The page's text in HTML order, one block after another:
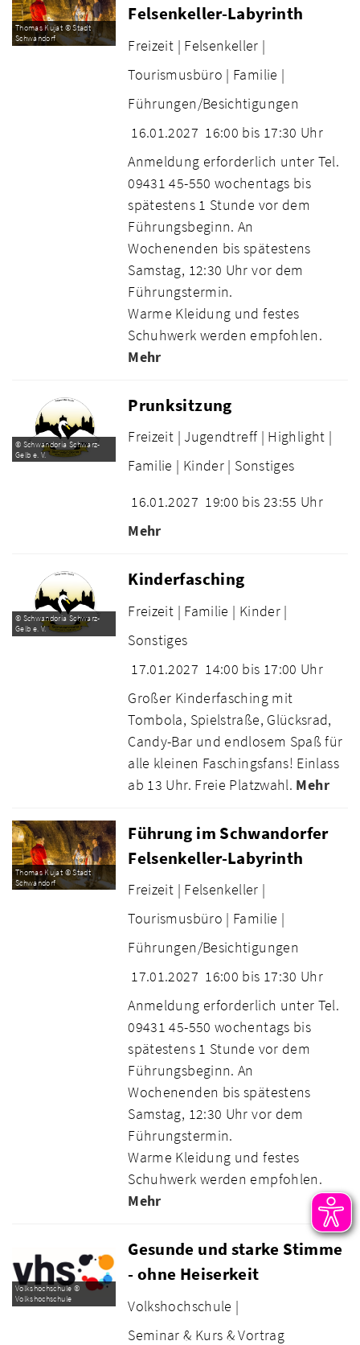
Thomas Kujat © Stadt
Schwandorf
Felsenkeller-Labyrinth
Freizeit | Felsenkeller |
Tourismusbüro | Familie |
Führungen/Besichtigungen
16.01.2027 16:00 bis 17:30 Uhr
Anmeldung erforderlich unter Tel.
09431 45-550 wochentags bis
spätestens 1 Stunde vor dem
Führungsbeginn. An
Wochenenden bis spätestens
Samstag, 12:30 Uhr vor dem
Führungstermin.
Warme Kleidung und festes
Schuhwerk werden empfohlen.
Mehr
© Schwandoria Schwarz-
Gelb e. V.
Prunksitzung
Freizeit | Jugendtreff | Highlight |
Familie | Kinder | Sonstiges
16.01.2027 19:00 bis 23:55 Uhr
Mehr
© Schwandoria Schwarz-
Gelb e. V.
Kinderfasching
Freizeit | Familie | Kinder |
Sonstiges
17.01.2027 14:00 bis 17:00 Uhr
Großer Kinderfasching mit
Tombola, Spielstraße, Glücksrad,
Candy-Bar und endlosem Spaß für
alle kleinen Faschingsfans! Einlass
ab 13 Uhr. Freie Platzwahl. Mehr
Thomas Kujat © Stadt
Schwandorf
Führung im Schwandorfer
Felsenkeller-Labyrinth
Freizeit | Felsenkeller |
Tourismusbüro | Familie |
Führungen/Besichtigungen
17.01.2027 16:00 bis 17:30 Uhr
Anmeldung erforderlich unter Tel.
09431 45-550 wochentags bis
spätestens 1 Stunde vor dem
Führungsbeginn. An
Wochenenden bis spätestens
Samstag, 12:30 Uhr vor dem
Führungstermin.
Warme Kleidung und festes
Schuhwerk werden empfohlen.
Mehr
Volkshochschule ©
Volkshochschule
Gesunde und starke Stimme
- ohne Heiserkeit
Volkshochschule |
Seminar & Kurs & Vortrag